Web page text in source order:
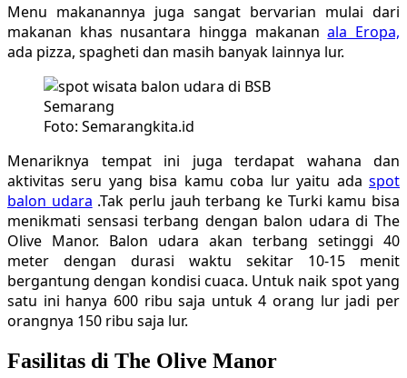
Menu makanannya juga sangat bervarian mulai dari
makanan khas nusantara hingga makananala Eropa,
ada pizza, spagheti dan masih banyak lainnya lur.
Foto: Semarangkita.id
Menariknya tempat ini juga terdapat wahana dan
aktivitas seru yang bisa kamu coba lur yaitu ada spot
balon udara .Tak perlu jauh terbang ke Turki kamu bisa
menikmati sensasi terbang dengan balon udara di The
Olive Manor. Balon udara akan terbang setinggi 40
meter dengan durasi waktu sekitar 10-15 menit
bergantung dengan kondisi cuaca. Untuk naik spot yang
satu ini hanya 600 ribu saja untuk 4 orang lur jadi per
orangnya 150 ribu saja lur.
Fasilitas di The Olive Manor